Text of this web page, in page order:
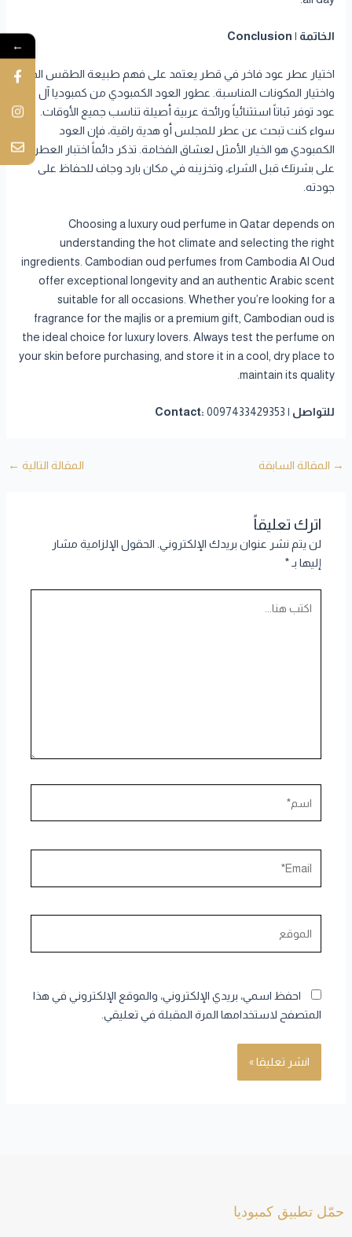
الخاتمة | Conclusion
اختيار عطر عود فاخر في قطر يعتمد على فهم طبيعة الطقس الحار
واختيار المكونات المناسبة. عطور العود الكمبودي من كمبوديا آل
عود توفر ثباتاً استثنائياً ورائحة عربية أصيلة تناسب جميع الأوقات.
سواء كنت تبحث عن عطر للمجلس أو هدية راقية، فإن العود
الكمبودي هو الخيار الأمثل لعشاق الفخامة. تذكر دائماً اختبار العطر
على بشرتك قبل الشراء، وتخزينه في مكان بارد وجاف للحفاظ على
جودته.
Choosing a luxury oud perfume in Qatar depends on
understanding the hot climate and selecting the right
ingredients. Cambodian oud perfumes from Cambodia Al Oud
offer exceptional longevity and an authentic Arabic scent
suitable for all occasions. Whether you’re looking for a
fragrance for the majlis or a premium gift, Cambodian oud is
the ideal choice for luxury lovers. Always test the perfume on
your skin before purchasing, and store it in a cool, dry place to
maintain its quality.
للتواصل | Contact: 0097433429353
→ المقالة السابقة المقالة التالية ←
اترك تعليقاً
لن يتم نشر عنوان بريدك الإلكتروني. الحقول الإلزامية مشار
إليها بـ*
احفظ اسمي، بريدي الإلكتروني، والموقع الإلكتروني في هذا
المتصفح لاستخدامها المرة المقبلة في تعليقي.
حمّل تطبيق كمبوديا
←